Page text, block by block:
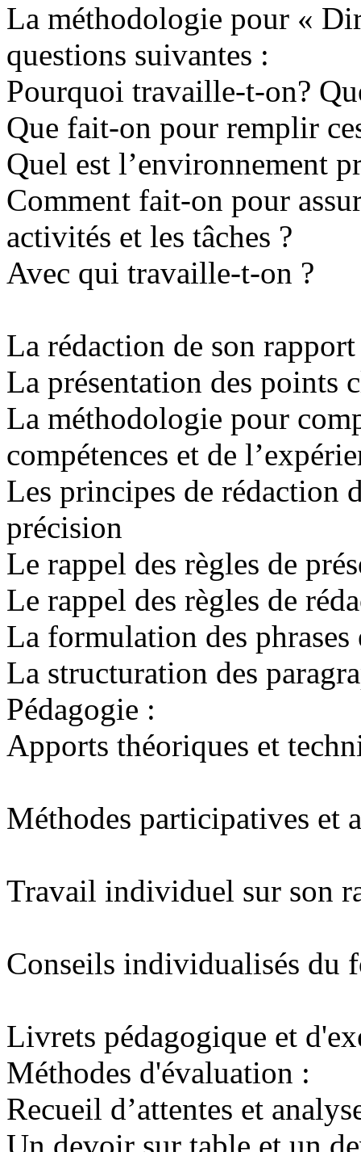
La méthodologie pour «
questions suivantes :
Pourquoi travaille-t-on?
Que fait-on pour remplir
Quel est l’environnement
Comment fait-on pour
activités et les tâches ?
Avec qui travaille-t-on ?
La rédaction de son
La présentation des points
La méthodologie pour
compétences et de
Les principes de rédaction
précision
Le rappel des règles de
Le rappel des règles de
La formulation des phrases
La structuration des
Pédagogie :
Apports théoriques et
Méthodes participatives et
Travail individuel sur son
Conseils individualisés du
Livrets pédagogique et
Méthodes d'évaluation :
Recueil d’attentes et